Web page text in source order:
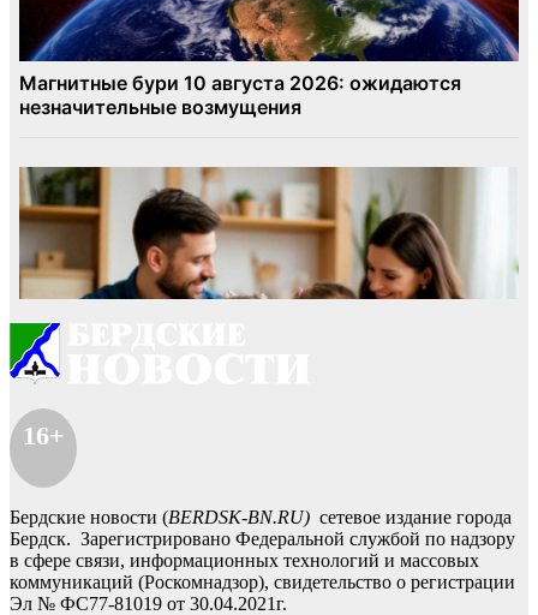
16+
Бердские новости (BERDSK-BN.RU) сетевое издание города
Бердск. Зарегистрировано Федеральной службой по надзору
в сфере связи, информационных технологий и массовых
коммуникаций (Роскомнадзор), свидетельство о регистрации
Эл № ФС77-81019 от 30.04.2021г.